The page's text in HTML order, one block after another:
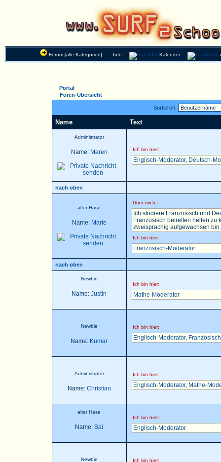
Forum [alle Kategorien] Info Kalender
Portal
Foren-Übersicht
Sortieren:
Name Text
Administrator
Name: Maren Ich bin hier:
Englisch-Moderator, Deutsch-
nach oben
alter Hase
Name: Marie
Über mich::
Ich studiere Französisch und
Französisch betreffen helfen zu
zweisprachig aufgewachsen
Ich bin hier:
Französisch-Moderator
nach oben
Newbie
Name: Justin
Ich bin hier:
Mathe-Moderator
Newbie
Name: Kumar
Ich bin hier:
Englisch-Moderator,
Administrator
Name: Christian
Ich bin hier:
Englisch-Moderator, Mathe-
alter Hase
Name: Bai
Ich bin hier:
Englisch-Moderator
Newbie Ich bin hier: